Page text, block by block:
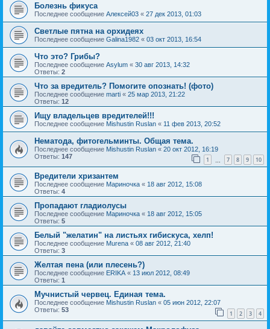
Болезнь фикуса
Последнее сообщение Алексей03 « 27 дек 2013, 01:03
Светлые пятна на орхидеях
Последнее сообщение Galina1982 « 03 окт 2013, 16:54
Что это? Грибы?
Последнее сообщение Asylum « 30 авг 2013, 14:32
Ответы: 2
Что за вредитель? Помогите опознать! (фото)
Последнее сообщение marti « 25 мар 2013, 21:22
Ответы: 12
Ищу владельцев вредителей!!!
Последнее сообщение Mishustin Ruslan « 11 фев 2013, 20:52
Нематода, фитогельминты. Общая тема.
Последнее сообщение Mishustin Ruslan « 20 окт 2012, 16:19
Ответы: 147 1 7 8 9 10
Вредители хризантем
Последнее сообщение Мариночка « 18 авг 2012, 15:08
Ответы: 4
Пропадают гладиолусы
Последнее сообщение Мариночка « 18 авг 2012, 15:05
Ответы: 5
Белый "желатин" на листьях гибискуса, хелп!
Последнее сообщение Murena « 08 авг 2012, 21:40
Ответы: 3
Желтая пена (или плесень?)
Последнее сообщение ERIKA « 13 июл 2012, 08:49
Ответы: 1
Мучнистый червец. Единая тема.
Последнее сообщение Mishustin Ruslan « 05 июн 2012, 22:07
Ответы: 53 1 2 3 4